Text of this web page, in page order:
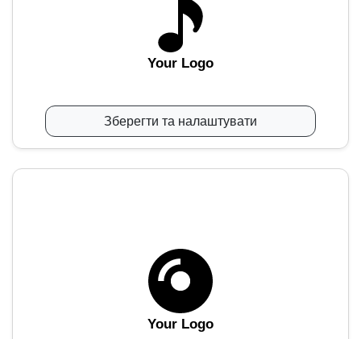
Your Logo
Зберегти та налаштувати
Your Logo